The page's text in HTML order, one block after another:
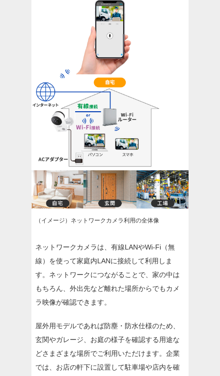
（イメージ）ネットワークカメラ利用の全体像
ネットワークカメラは、有線LANやWi-Fi（無
線）を使って家庭内LANに接続して利用しま
す。ネットワークにつながることで、家の中は
もちろん、外出先など離れた場所からでもカメ
ラ映像が確認できます。
屋外用モデルであれば防塵・防水仕様のため、
玄関やガレージ、お庭の様子を確認する用途な
どさまざまな場所でご利用いただけます。企業
では、お店の軒下に設置して駐車場や店内を確